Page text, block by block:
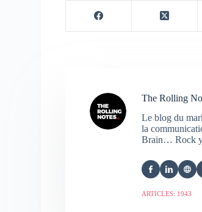
The Rolling
Le blog du
la
Brain… Rock
ARTICLES: 1943